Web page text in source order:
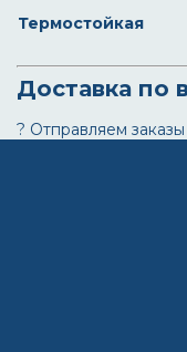
Термостойкая
Доставка по
? Отправляем заказы
? Доставка также